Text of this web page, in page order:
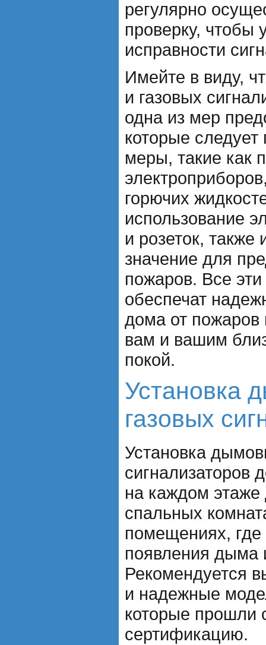
регулярно
проверку, чтобы
исправности
Имейте в виду,
и газовых
одна из мер
которые
меры, такие как
горючих
использование
и розеток,
значение для
пожаров. Все
обеспечат
дома от пожаров
вам и вашим
покой.
Установка
газовых
Установка
сигнализаторов
на каждом
спальных
помещениях, где
появления дыма
Рекомендуется
и надежные
которые прошли
сертификацию.